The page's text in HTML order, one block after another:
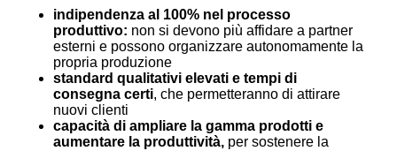
indipendenza al 100% nel processo
produttivo: non si devono più affidare a partner
esterni e possono organizzare autonomamente la
propria produzione
standard qualitativi elevati e tempi di
consegna certi, che permetteranno di attirare
nuovi clienti
capacità di ampliare la gamma prodotti e
aumentare la produttività, per sostenere la